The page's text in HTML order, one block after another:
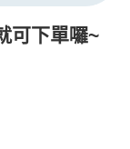
可下單囉~